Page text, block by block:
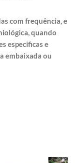
com frequência, e
quando
especificas e
embaixada ou